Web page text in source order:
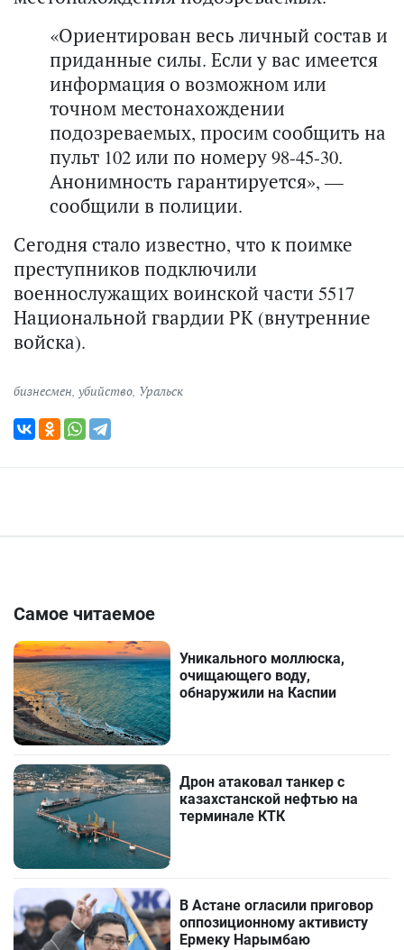
«Ориентирован весь личный состав и
приданные силы. Если у вас имеется
информация о возможном или
точном местонахождении
подозреваемых, просим сообщить на
пульт 102 или по номеру 98-45-30.
Анонимность гарантируется», —
сообщили в полиции.
Сегодня стало известно, что к поимке
преступников подключили
военнослужащих воинской части 5517
Национальной гвардии РК (внутренние
войска).
бизнесмен, убийство, Уральск
Самое читаемое
Уникального моллюска,
очищающего воду,
обнаружили на Каспии
Дрон атаковал танкер с
казахстанской нефтью на
терминале КТК
В Астане огласили приговор
оппозиционному активисту
Ермеку Нарымбаю